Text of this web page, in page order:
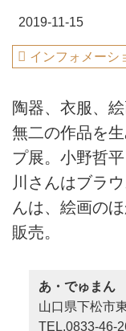
2019-11-15
インフォメーシ
陶器、衣服、
無二の作品を
プ展。小野哲
川さんはブラ
んは、絵画の
販売。
あ・でゅまん
山口県下松市
TEL.0833-46-